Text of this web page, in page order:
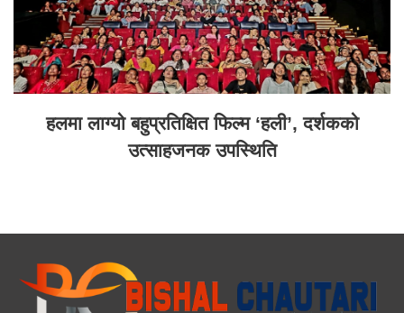
हलमा लाग्यो बहुप्रतिक्षित फिल्म ‘हली’, दर्शकको
उत्साहजनक उपस्थिति